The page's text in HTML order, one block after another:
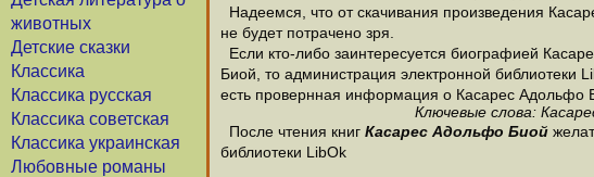
животных
Детские сказки
Классика
Классика русская
Классика советская
Классика украинская
Любовные романы
Надеемся, что от скачивания произведения
не будет потрачено зря.
Если кто-либо заинтересуется биографией
Биой, то администрация электронной библиотеки
есть провернная информация о Касарес Адольфо
Ключевые слова:
После чтения книг Касарес Адольфо Биой
библиотеки LibOk